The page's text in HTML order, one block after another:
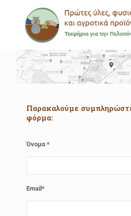
Παρακαλούμε
φόρμα:
Όνομα*
Email *